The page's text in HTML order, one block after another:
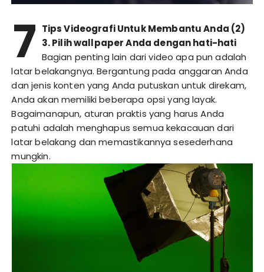
7 Tips Videografi Untuk Membantu Anda (2)
3. Pilih wallpaper Anda dengan hati-hati
Bagian penting lain dari video apa pun adalah
latar belakangnya. Bergantung pada anggaran Anda
dan jenis konten yang Anda putuskan untuk direkam,
Anda akan memiliki beberapa opsi yang layak.
Bagaimanapun, aturan praktis yang harus Anda
patuhi adalah menghapus semua kekacauan dari
latar belakang dan memastikannya sesederhana
mungkin.